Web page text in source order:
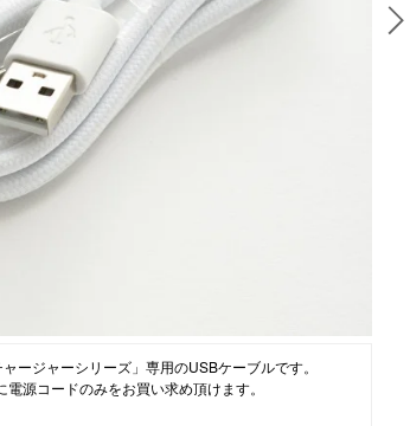
水筒
その他ピクニックアイテム
ファッション・トラベル
ージャーシリーズ」専用のUSBケーブルです。
源コードのみをお買い求め頂けます。